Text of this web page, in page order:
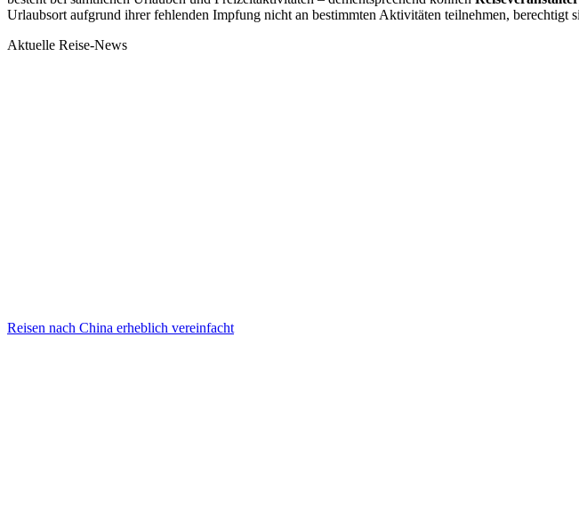
Urlaubsort aufgrund ihrer fehlenden Impfung nicht an bestimmten Aktivitäten teilnehmen, berechtigt
Aktuelle Reise-News
Reisen nach China erheblich vereinfacht